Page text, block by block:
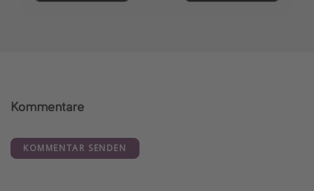
Kommentare
KOMMENTAR SENDEN